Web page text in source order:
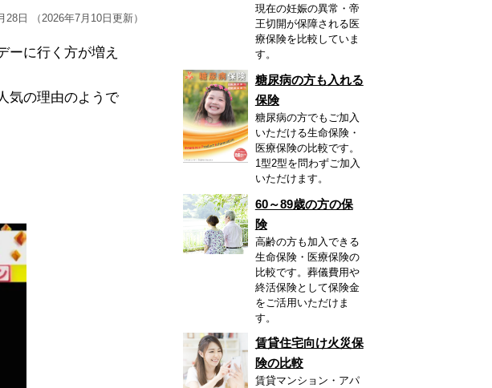
28日 （2026年7月10日更新）
ーに行く方が増え
気の理由のようで
現在の妊娠の異常・帝
王切開が保障される医
療保険を比較していま
す。
糖尿病の方も入れる
保険
糖尿病の方でもご加入
いただける生命保険・
医療保険の比較です。
1型2型を問わずご加入
いただけます。
60～89歳の方の保
険
高齢の方も加入できる
生命保険・医療保険の
比較です。葬儀費用や
終活保険として保険金
をご活用いただけま
す。
賃貸住宅向け火災保
険の比較
賃貸マンション・アパ